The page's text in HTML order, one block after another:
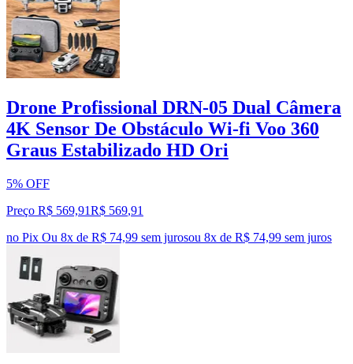
Drone Profissional DRN-05 Dual Câmera
4K Sensor De Obstáculo Wi-fi Voo 360
Graus Estabilizado HD Ori
5% OFF
Preço R$ 569,91R$ 569,91
no Pix Ou 8x de R$ 74,99 sem jurosou 8x de R$ 74,99 sem juros